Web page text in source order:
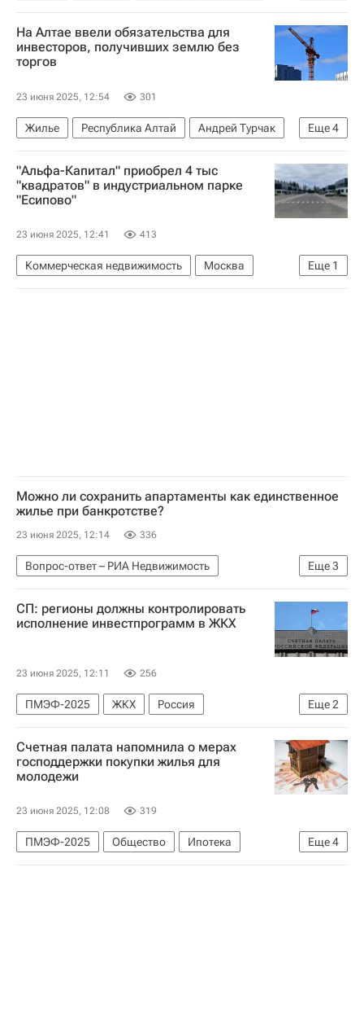
Ленинградская область
Сергей Гончаров
На Алтае ввели обязательства для
инвесторов, получивших землю без
торгов
23 июня 2025, 12:54 301
Еще4
Жилье Республика Алтай
Андрей Турчак
Строительство
Инвестиции
Торги
Законодательство
"Альфа-Капитал" приобрел 4 тыс
"квадратов" в индустриальном парке
"Есипово"
23 июня 2025, 12:41 413
Еще 1
Коммерческая недвижимость
Москва
Московская область (Подмосковье)
Можно ли сохранить апартаменты как единственное
жилье при банкротстве?
23 июня 2025, 12:14 336
Еще3
Вопрос-ответ – РИА Недвижимость
Апартаменты
СП: регионы должны контролировать
исполнение инвестпрограмм в ЖКХ
23 июня 2025, 12:11 256
Еще2
ПМЭФ-2025 ЖКХ
Россия
Наталья Трунова
Госдума РФ
Счетная палата напомнила о мерах
господдержки покупки жилья для
молодежи
23 июня 2025, 12:08 319
Еще4
ПМЭФ-2025 Общество
Ипотека
Россия
Наталья Трунова